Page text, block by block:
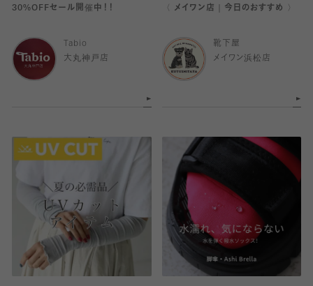
30%OFFセール開催中！！
Tabio
大丸神戸店
〈 メイワン店｜今日のおすすめ 〉
靴下屋
メイワン浜松店